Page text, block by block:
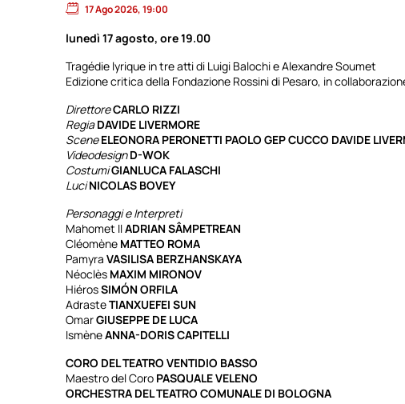
17 Ago 2026, 19:00
lunedì 17 agosto, ore 19.00
Tragédie lyrique in tre atti di Luigi Balochi e Alexandre Soumet
Edizione critica della Fondazione Rossini di Pesaro, in
DirettoreCARLO RIZZI
Regia DAVIDE LIVERMORE
Scene ELEONORA PERONETTI PAOLO GEP CUCCO DAVIDE
Videodesign D-WOK
CostumiGIANLUCA FALASCHI
Luci NICOLAS BOVEY
Personaggi e Interpreti
Mahomet IIADRIAN SÂMPETREAN
Cléomène MATTEO ROMA
Pamyra VASILISA BERZHANSKAYA
Néoclès MAXIM MIRONOV
HiérosSIMÓN ORFILA
AdrasteTIANXUEFEI SUN
OmarGIUSEPPE DE LUCA
IsmèneANNA-DORIS CAPITELLI
CORO DEL TEATRO VENTIDIO BASSO
Maestro del Coro PASQUALE VELENO
ORCHESTRA DEL TEATRO COMUNALE DI BOLOGNA